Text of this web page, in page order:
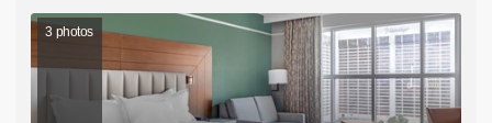
3 photos